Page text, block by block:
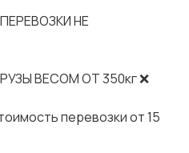
НЕ
ВЕСОМ ОТ 350кг ❌
перевозки от 15